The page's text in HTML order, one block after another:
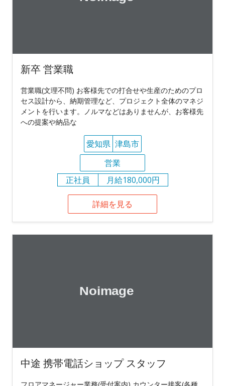
新卒 営業職
営業職(文理不問) お客様先での打合せや生産のためのプロ
セス設計から、納期管理など、プロジェクト全体のマネジ
メントを行います。ノルマなどはありませんが、お客様先
への提案や納品な
愛知県 津島市
営業
正社員
月給180,000円
詳細を見る
中途 携帯電話ショップ スタッフ